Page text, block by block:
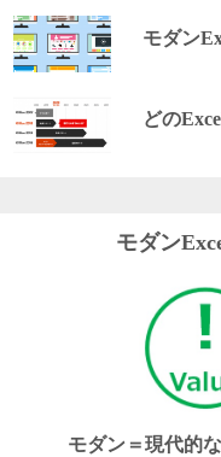
モダン
どの
モダン
モダン＝現代的